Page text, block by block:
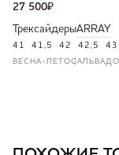
27 500₽
ТрексайдерыARRAY
41 41,5 42 42,5 43
ВЕСНА-ЛЕТО